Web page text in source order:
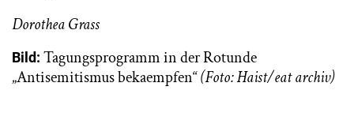
Dorothea Grass
Bild: Tagungsprogramm in der Rotunde
„Antisemitismus bekaempfen“(Foto: Haist/eat archiv)